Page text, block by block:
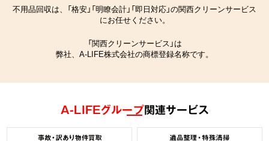
不用品回収は、「格安」「明瞭会計」「即日対応」の関西クリーンサービス
にお任せください。
「関西クリーンサービス」は
弊社、A-LIFE株式会社の商標登録名称です。
A-LIFEグループ関連サービス